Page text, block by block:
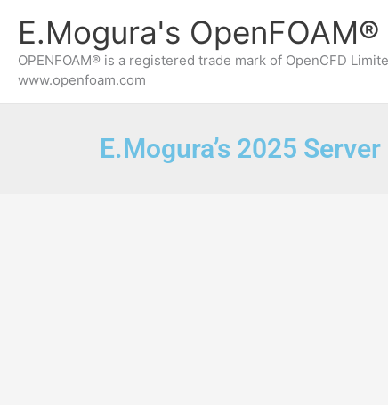
E.Mogura's OpenFOAM®
OPENFOAM® is a registered trade mark of OpenCFD
www.openfoam.com
E.Mogura’s 2025 Server